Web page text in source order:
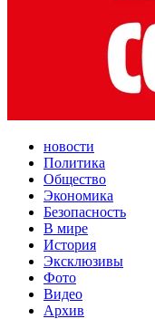
новости
Политика
Общество
Экономика
Безопасность
В мире
История
Эксклюзивы
Фото
Видео
Архив